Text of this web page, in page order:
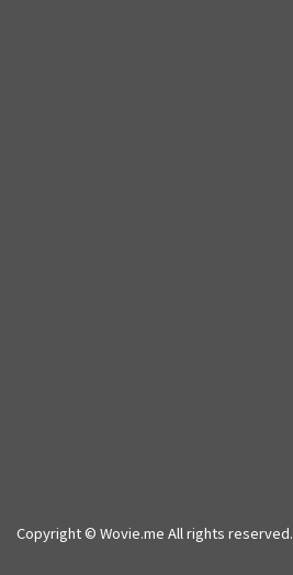
Copyright © Wovie.me All rights reserved.